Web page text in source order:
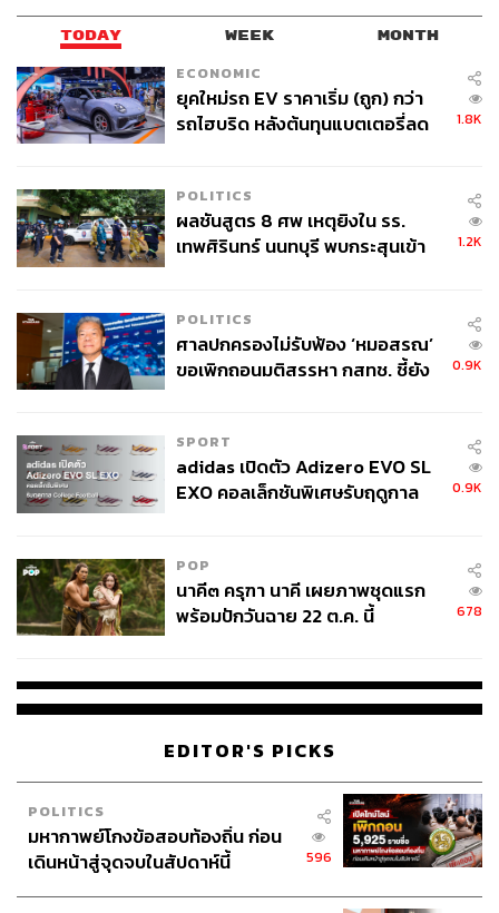
TODAY WEEK MONTH
ECONOMIC
ยุคใหม่รถ EV ราคาเริ่ม (ถูก) กว่า
รถไฮบริด หลังต้นทุนแบตเตอรี่ลด
1.8K
POLITICS
ผลชันสูตร 8 ศพ เหตุยิงใน รร.
เทพศิรินทร์ นนทบุรี พบกระสุนเข้า
1.2K
POLITICS
ศาลปกครองไม่รับฟ้อง ‘หมอสรณ’
ขอเพิกถอนมติสรรหา กสทช. ชี้ยัง
0.9K
SPORT
adidas เปิดตัว Adizero EVO SL
EXO คอลเล็กชันพิเศษรับฤดูกาล
0.9K
POP
นาคี๓ ครุฑา นาคี เผยภาพชุดแรก
พร้อมปักวันฉาย 22 ต.ค. นี้
678
EDITOR'S PICKS
POLITICS
มหากาพย์โกงข้อสอบท้องถิ่น ก่อน
เดินหน้าสู่จุดจบในสัปดาห์นี้
596